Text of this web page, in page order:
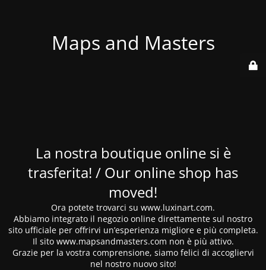
Maps and Masters
La nostra boutique online si è
trasferita! / Our online shop has
moved!
Ora potete trovarci su www.luxinart.com.
Abbiamo integrato il negozio online direttamente sul nostro
sito ufficiale per offrirvi un’esperienza migliore e più completa.
Il sito www.mapsandmasters.com non è più attivo.
Grazie per la vostra comprensione, siamo felici di accogliervi
nel nostro nuovo sito!